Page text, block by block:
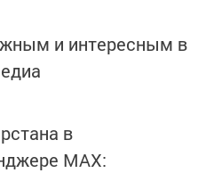
и интересным в
в
MАХ: